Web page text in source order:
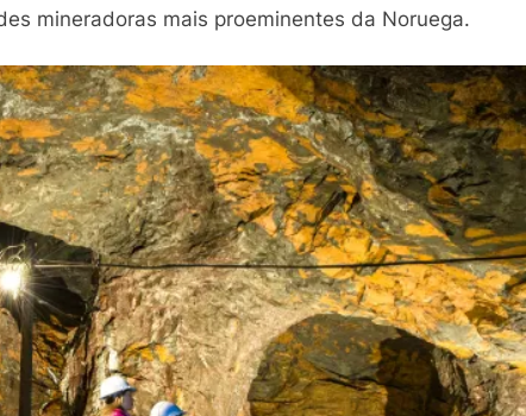
mineradoras mais proeminentes da Noruega.